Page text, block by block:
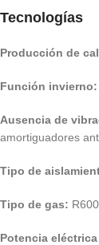
Tecnologías
Producción de
Función invierno:
Ausencia de
amortiguadores
Tipo de
Tipo de gas:
Potencia eléctrica